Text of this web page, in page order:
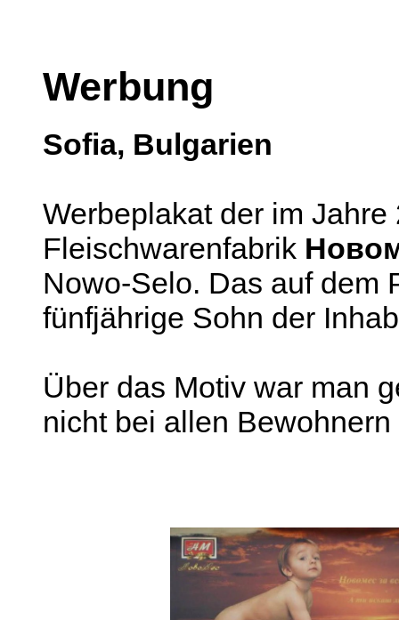
Werbung
Sofia, Bulgarien
Werbeplakat der im
Fleischwarenfabrik
Nowo-Selo. Das auf dem
fünfjährige Sohn der
Über das Motiv war man
nicht bei allen